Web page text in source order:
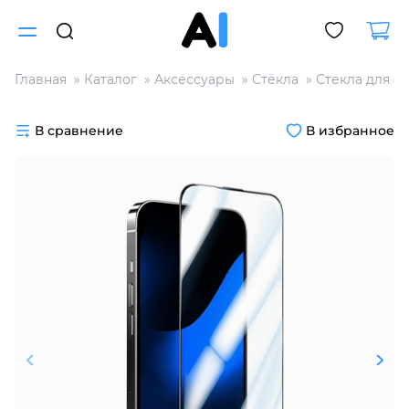
Главная Каталог Аксессуары Стёкла Стекла для
В сравнение В избранное
Разбейте
на части
без переплат
График платежей
25